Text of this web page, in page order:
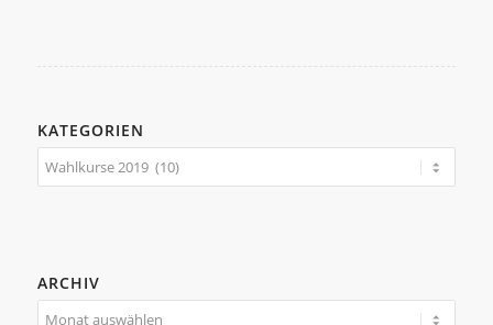
KATEGORIEN
Kategorien
ARCHIV